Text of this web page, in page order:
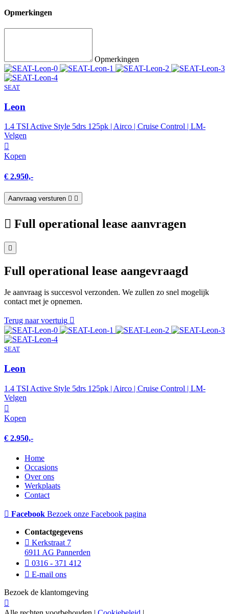
Opmerkingen
Opmerkingen
SEAT
Leon
1.4 TSI Active Style 5drs 125pk | Airco | Cruise Control | LM-
Velgen
Kopen
€ 2.950,-
Aanvraag versturen
Full operational lease aanvragen
Full operational lease aangevraagd
Je aanvraag is succesvol verzonden. We zullen zo snel mogelijk
contact met je opnemen.
Terug naar voertuig
SEAT
Leon
1.4 TSI Active Style 5drs 125pk | Airco | Cruise Control | LM-
Velgen
Kopen
€ 2.950,-
Home
Occasions
Over ons
Werkplaats
Contact
Facebook Bezoek onze Facebook pagina
Contactgegevens
Kerkstraat 7
6911 AG Pannerden
0316 - 371 412
E-mail ons
Bezoek de klantomgeving